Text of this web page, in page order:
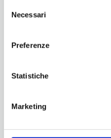
delNecessari
Preferenze
Statistiche
Marketing
Vuoi aggiornamenti su cosa
di Pisa?
Iscriviti alla nostra
Servizio Promozione e
turismo@tno.camcom.it